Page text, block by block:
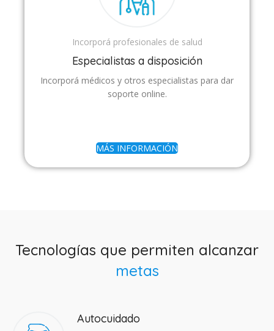
Incorporá profesionales de salud
Especialistas a disposición
Incorporá médicos y otros especialistas para dar
soporte online.
MÁS INFORMACIÓN
Tecnologías que permiten alcanzar
metas
Autocuidado